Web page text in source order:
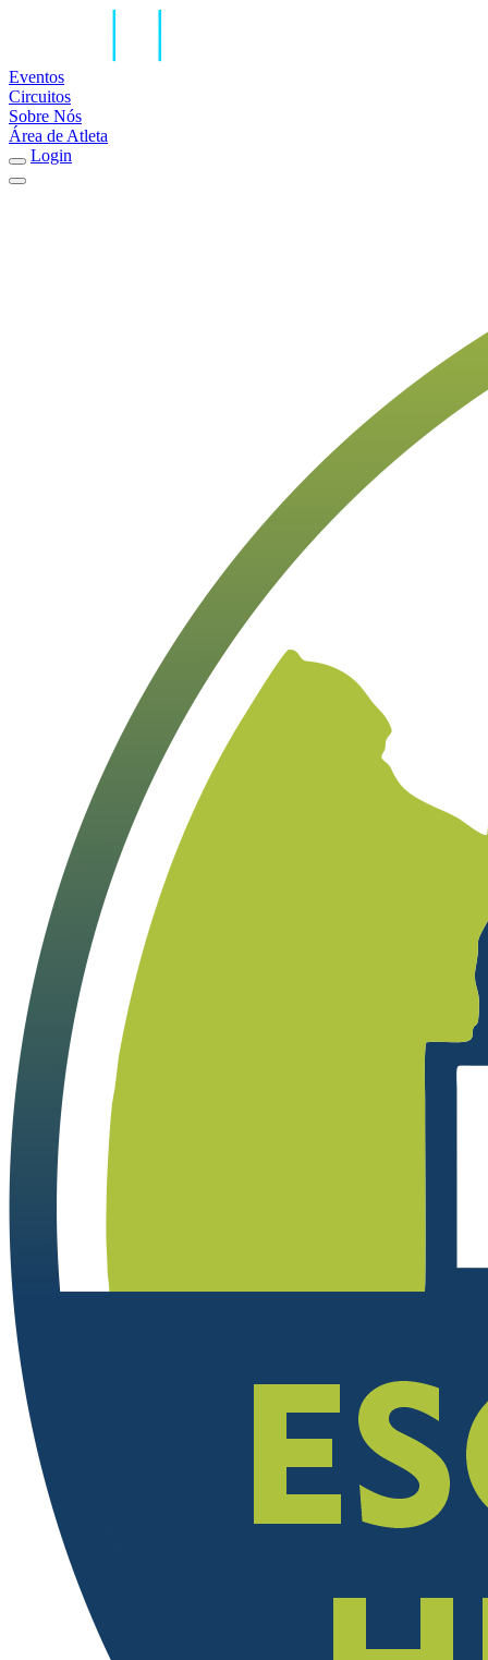
Eventos
Circuitos
Sobre Nós
Área de Atleta
Login